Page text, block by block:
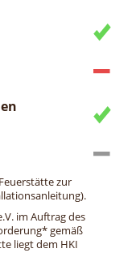
zur
im Auftrag des
gemäß
liegt dem HKI